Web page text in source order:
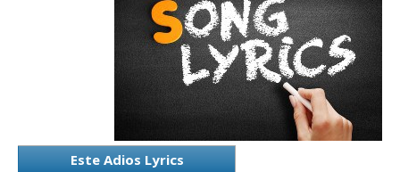
Este Adios Lyrics